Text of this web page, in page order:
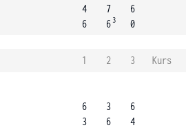
4
6
7
6 3
6
0
1 2 3
Kurs
6
3
3
6
6
4